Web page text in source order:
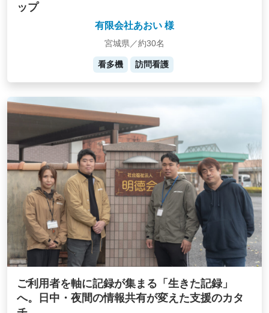
ップ
有限会社あおい 様
宮城県／約30名
看多機 訪問看護
ご利用者を軸に記録が集まる「生きた記録」
へ。日中・夜間の情報共有が変えた支援のカタ